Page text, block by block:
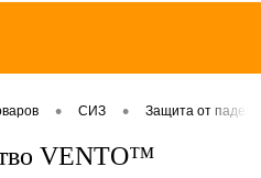
• СИЗ • Защита от
VENTO™